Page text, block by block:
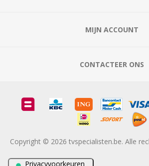
MIJN ACCOUNT
CONTACTEER ONS
Copyright © 2026 tvspecialisten.be. Alle